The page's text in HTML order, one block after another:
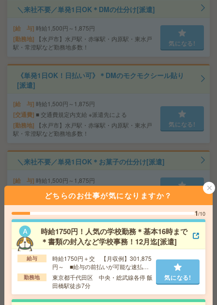
＼来社不要／単発1日OK＊DMの仕分け[派遣]
給 与 時給1,500円～1,875円
勤務地
【水戸市】水戸駅・赤塚駅・内原駅・東水戸
駅・常澄駅など勤務地多数！
気になる!
《単発1日OK！日払い可》＊DMのモクモクシール貼り
[派遣]
給 与 時給1,500円～1,875円
交通費 ■ 交通費規定内支給 ※派遣先による
勤務地
【水戸市】水戸駅・赤塚駅・内原駅・東水戸
駅・常澄駅など勤務地多数！
気になる!
＼来社不要／単発1日OK＊お菓子の仕分け[派遣]
給 与 時給1,500円～1,875円
【宇都宮市】宇都宮駅・東武宇都宮駅・雀宮
駅・南宇都宮駅・岡本(栃木県)駅など勤務地多数！
気になる!
《単発1日OK！日払い可》＊お菓子のモクモクシール貼
り[派遣]
給 与 時給1,200円～1,625円
■ 交通費規定内支給 ※派遣先による
勤務地 【那須塩原市】那須塩原駅・西那須野駅・黒
磯駅など勤務地多数！
気になる!
どちらのお仕事が気になりますか？
1/10
時給1750円！人気の学校勤務＊基本16時まで
＊書類の封入など学校事務！12月迄[派遣]
給与
時給1750円＋交 【月収例】301,875
円～ ■給与の前払いが可能な速払い
サービスあり
勤務地
東京都千代田区 中央・総武線各停 飯
田橋駅徒歩7分
気になる!